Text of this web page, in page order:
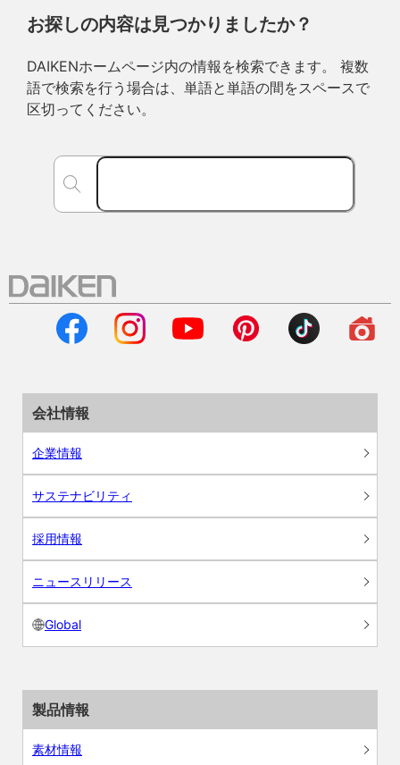
お探しの内容は見つかりましたか？
DAIKENホームページ内の情報を検索できます。 複数
語で検索を行う場合は、単語と単語の間をスペースで
区切ってください。
会社情報
企業情報
サステナビリティ
採用情報
ニュースリリース
Global
製品情報
素材情報